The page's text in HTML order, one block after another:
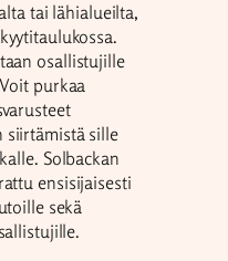
tai lähialueilta,
osallistujille
purkaa
siirtämistä sille
Solbackan
ensisijaisesti
sekä